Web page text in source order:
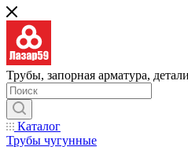
Трубы, запорная арматура,
Каталог
Трубы чугунные